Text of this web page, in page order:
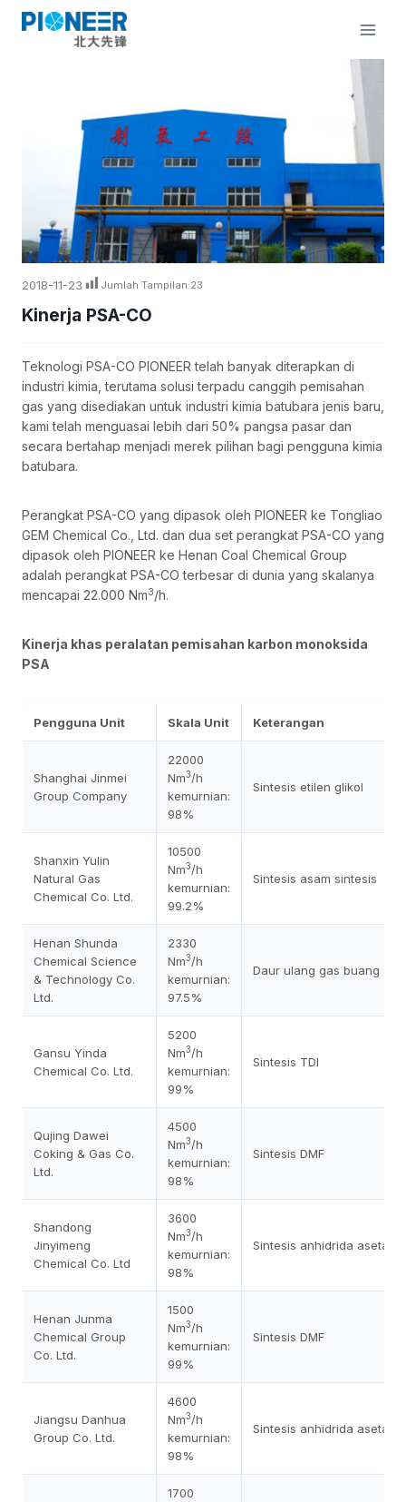
Lewati
2018-11-23 Jumlah Tampilan:23
Kinerja PSA-CO
Teknologi PSA-CO PIONEER telah banyak diterapkan di
industri kimia, terutama solusi terpadu canggih pemisahan
gas yang disediakan untuk industri kimia batubara jenis baru,
kami telah menguasai lebih dari 50% pangsa pasar dan
secara bertahap menjadi merek pilihan bagi pengguna kimia
batubara.
Perangkat PSA-CO yang dipasok oleh PIONEER ke Tongliao
GEM Chemical Co., Ltd. dan dua set perangkat PSA-CO yang
dipasok oleh PIONEER ke Henan Coal Chemical Group
adalah perangkat PSA-CO terbesar di dunia yang skalanya
mencapai 22.000 Nm3/h.
Kinerja khas peralatan pemisahan karbon monoksida
PSA
Pengguna Unit Skala Unit Keterangan
Shanghai Jinmei
Group Company
22000
Nm3/h
kemurnian:
98%
Sintesis etilen glikol
Shanxin Yulin
Natural Gas
Chemical Co. Ltd.
10500
Nm3/h
kemurnian:
99.2%
Sintesis asam sintesis
Henan Shunda
Chemical Science
& Technology Co.
Ltd.
2330
Nm3/h
kemurnian:
97.5%
Daur ulang gas buang
Gansu Yinda
Chemical Co. Ltd.
5200
Nm3/h
kemurnian:
99%
Sintesis TDI
Qujing Dawei
Coking & Gas Co.
Ltd.
4500
Nm3/h
kemurnian:
98%
Sintesis DMF
Shandong
Jinyimeng
Chemical Co. Ltd
3600
Nm3/h
kemurnian:
98%
Sintesis anhidrida asetat
Henan Junma
Chemical Group
Co. Ltd.
1500
Nm3/h
kemurnian:
99%
Sintesis DMF
Jiangsu Danhua
Group Co. Ltd.
4600
Nm3/h
kemurnian:
98%
Sintesis anhidrida asetat
1700